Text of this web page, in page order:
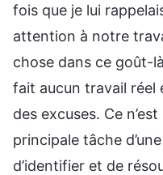
fois que je lui
attention à notre
chose dans ce goût-
fait aucun travail réel
des excuses. Ce
principale tâche
d’identifier et de